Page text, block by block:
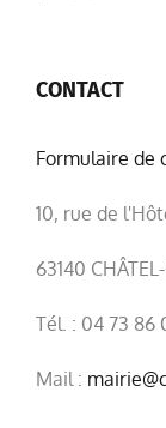
CONTACT
Formulaire de
10, rue de
63140
Tél. : 04 73 86
Mail :